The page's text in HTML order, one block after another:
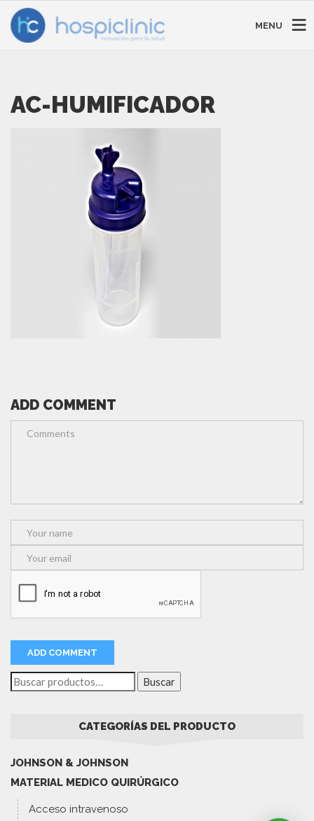
MENU
AC-HUMIFICADOR
ADD COMMENT
Buscar
CATEGORÍAS DEL PRODUCTO
JOHNSON & JOHNSON
MATERIAL MEDICO QUIRÚRGICO
Acceso intravenoso